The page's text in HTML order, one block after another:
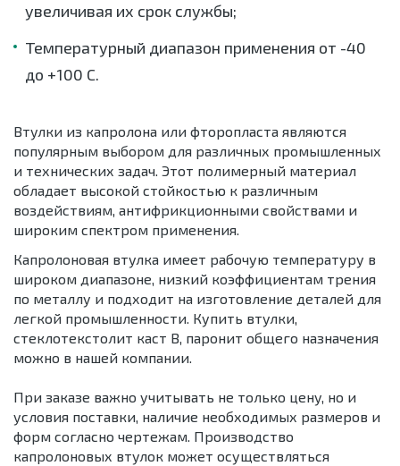
увеличивая их срок службы;
Температурный диапазон применения от -40
до +100 С.
Втулки из капролона или фторопласта являются
популярным выбором для различных промышленных
и технических задач. Этот полимерный материал
обладает высокой стойкостью к различным
воздействиям, антифрикционными свойствами и
широким спектром применения.
Капролоновая втулка имеет рабочую температуру в
широком диапазоне, низкий коэффициентам трения
по металлу и подходит на изготовление деталей для
легкой промышленности. Купить втулки,
стеклотекстолит каст В, паронит общего назначения
можно в нашей компании.
При заказе важно учитывать не только цену, но и
условия поставки, наличие необходимых размеров и
форм согласно чертежам. Производство
капролоновых втулок может осуществляться